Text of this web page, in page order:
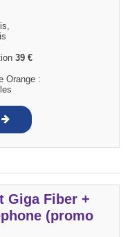
39 €
Orange :
Giga Fiber +
(promo